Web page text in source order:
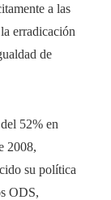
a las
erradicación
de
52% en
2008,
su política
ODS,